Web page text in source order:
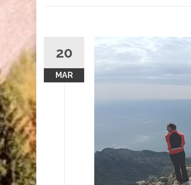
20
MAR